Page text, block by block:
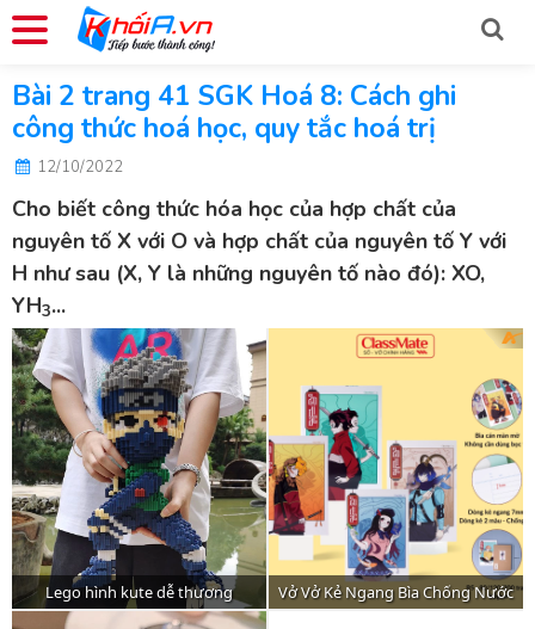
Bài 2 trang 41 SGK Hoá 8: Cách ghi
công thức hoá học, quy tắc hoá trị
12/10/2022
Cho biết công thức hóa học của hợp chất của
nguyên tố X với O và hợp chất của nguyên tố Y với
H như sau (X, Y là những nguyên tố nào đó): XO,
YH3...